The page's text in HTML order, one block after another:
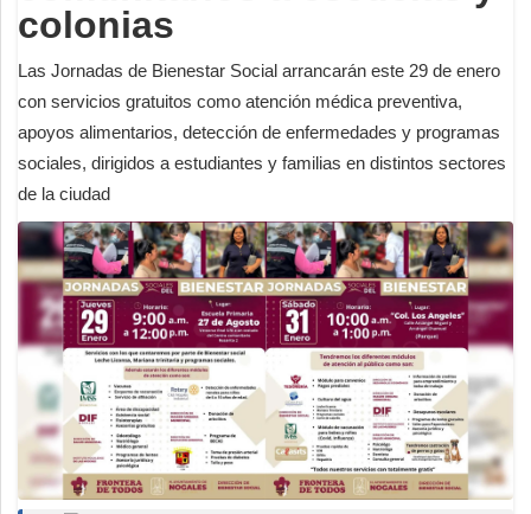
colonias
Las Jornadas de Bienestar Social arrancarán este 29 de enero
con servicios gratuitos como atención médica preventiva,
apoyos alimentarios, detección de enfermedades y programas
sociales, dirigidos a estudiantes y familias en distintos sectores
de la ciudad